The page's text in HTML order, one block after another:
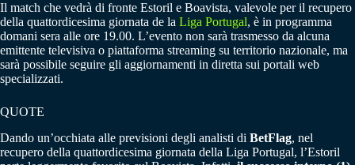
Il match che vedrà di fronte Estoril e Boavista, valevole per il recupero
della quattordicesima giornata de la Liga Portugal, è in programma
domani sera alle ore 19.00. L’evento non sarà trasmesso da alcuna
emittente televisiva o piattaforma streaming su territorio nazionale, ma
sarà possibile seguire gli aggiornamenti in diretta sui portali web
specializzati.
QUOTE
Dando un’occhiata alle previsioni degli analisti di BetFlag, nel
recupero della quattordicesima giornata della Liga Portugal, l’Estoril